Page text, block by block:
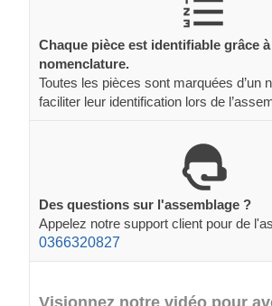
Chaque pièce est identifiable grâce
nomenclature.
Toutes les pièces sont marquées d’un
faciliter leur identification lors de
Des questions sur l'assemblage ?
Appelez notre support client pour de
0366320827